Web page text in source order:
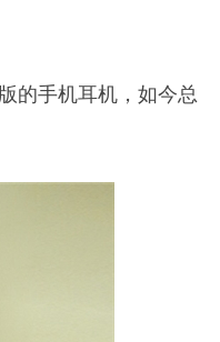
的手机耳机，如今总